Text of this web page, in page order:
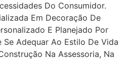
Do Consumidor.
Em Decoração De
E Planejado Por
Se Adequar Ao Estilo De Vida
Na Assessoria, Na